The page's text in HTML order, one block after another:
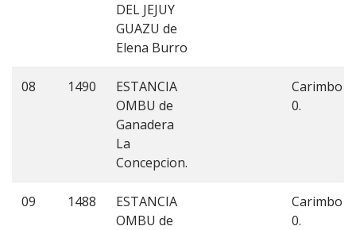
DEL JEJUY
GUAZU de
Elena Burro
08 1490
ESTANCIA
OMBU de
Ganadera
La
Concepcion.
Carimbo
0.
09 1488
ESTANCIA
OMBU de
Carimbo
0.